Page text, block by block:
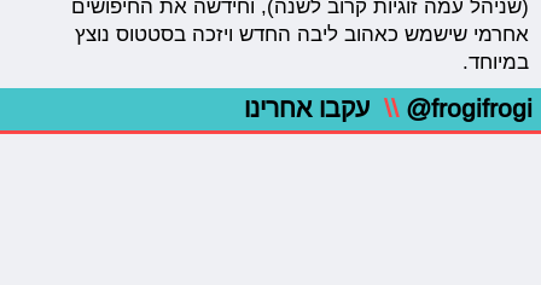
(שניהל עמה זוגיות קרוב לשנה), וחידשה את החיפושים
אחרמי שישמש כאהוב ליבה החדש ויזכה בסטטוס נוצץ
במיוחד.
@frogifrogi
\\ עקבו אחרינו